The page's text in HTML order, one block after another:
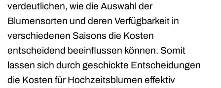
verdeutlichen, wie die Auswahl der
Blumensorten und deren Verfügbarkeit in
verschiedenen Saisons die Kosten
entscheidend beeinflussen können. Somit
lassen sich durch geschickte Entscheidungen
die Kosten für Hochzeitsblumen effektiv